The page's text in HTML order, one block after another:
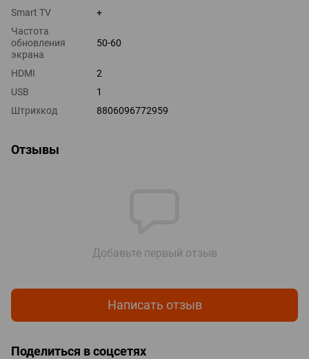
Smart TV
+
Частота
обновления
экрана
50-60
HDMI
2
USB
1
Штрихкод
8806096772959
Отзывы
Добавьте первый отзыв
Написать отзыв
Поделиться в соцсетях